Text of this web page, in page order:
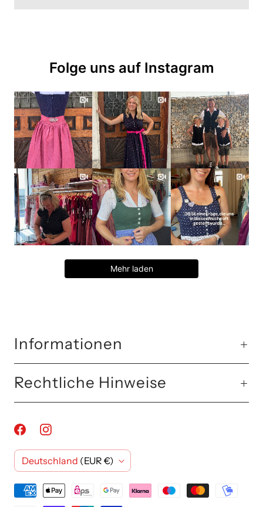
Folge uns auf Instagram
Mehr laden
Informationen
Rechtliche Hinweise
L
n
Deutschland (EUR €)